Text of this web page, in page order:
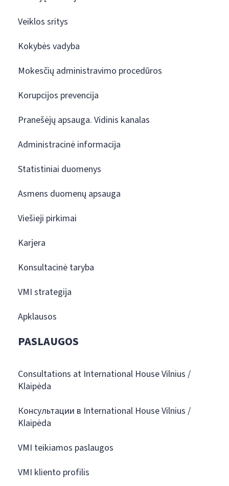
Veiklos sritys
Kokybės vadyba
Mokesčių administravimo procedūros
Korupcijos prevencija
Pranešėjų apsauga. Vidinis kanalas
Administracinė informacija
Statistiniai duomenys
Asmens duomenų apsauga
Viešieji pirkimai
Karjera
Konsultacinė taryba
VMI strategija
Apklausos
PASLAUGOS
Consultations at International House Vilnius /
Klaipėda
Консультации в International House Vilnius /
Klaipėda
VMI teikiamos paslaugos
VMI kliento profilis